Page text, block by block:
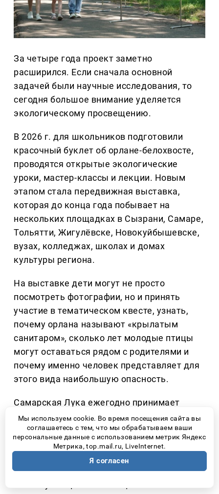
За четыре года проект заметно
расширился. Если сначала основной
задачей были научные исследования, то
сегодня большое внимание уделяется
экологическому просвещению.
В 2026 г. для школьников подготовили
красочный буклет об орлане-белохвосте,
проводятся открытые экологические
уроки, мастер-классы и лекции. Новым
этапом стала передвижная выставка,
которая до конца года побывает на
нескольких площадках в Сызрани, Самаре,
Тольятти, Жигулёвске, Новокуйбышевске,
вузах, колледжах, школах и домах
культуры региона.
На выставке дети могут не просто
посмотреть фотографии, но и принять
участие в тематическом квесте, узнать,
почему орлана называют «крылатым
санитаром», сколько лет молодые птицы
могут оставаться рядом с родителями и
почему именно человек представляет для
этого вида наибольшую опасность.
Самарская Лука ежегодно принимает
тысячи туристов. Многие приезжают
полюбоваться Жигулёвскими горами и
волжскими пейзажами, даже не
подозревая, что рядом могут находиться
гнезда краснокнижных птиц. Именно
Мы используем cookie. Во время посещения сайта вы
соглашаетесь с тем, что мы обрабатываем ваши
персональные данные с использованием метрик Яндекс
Метрика, top.mail.ru, LiveInternet.
Я согласен